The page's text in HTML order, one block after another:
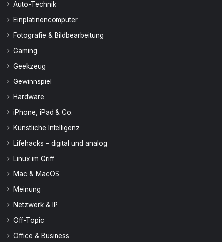
Auto-Technik
Einplatinencomputer
Fotografie & Bildbearbeitung
Gaming
Geekzeug
Gewinnspiel
Hardware
iPhone, iPad & Co.
Künstliche Intelligenz
Lifehacks – digital und analog
Linux im Griff
Mac & MacOS
Meinung
Netzwerk & IP
Off-Topic
Office & Business